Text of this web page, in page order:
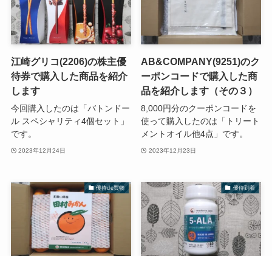
江崎グリコ(2206)の株主優
待券で購入した商品を紹介
します
今回購入したのは「バトンドー
ル スペシャリティ4個セット」
です。
2023年12月24日
AB&COMPANY(9251)のク
ーポンコードで購入した商
品を紹介します（その３）
8,000円分のクーポンコードを
使って購入したのは「トリート
メントオイル他4点」です。
2023年12月23日
優待de買物 優待到着